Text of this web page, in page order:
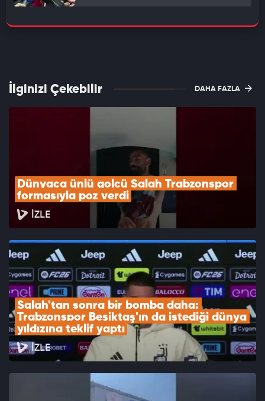
İlginizi Çekebilir DAHA FAZLA
Dünyaca ünlü golcü Salah Trabzonspor
formasıyla poz verdi
İZLE
Salah'tan sonra bir bomba daha:
Trabzonspor Beşiktaş'ın da istediği dünya
yıldızına teklif yaptı
İZLE